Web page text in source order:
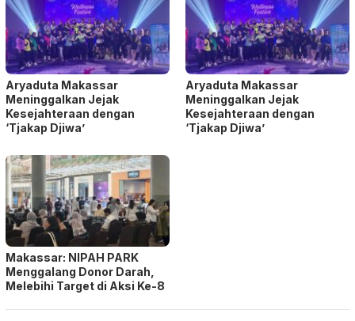
Aryaduta Makassar
Meninggalkan Jejak
Kesejahteraan dengan
‘Tjakap Djiwa’
Aryaduta Makassar
Meninggalkan Jejak
Kesejahteraan dengan
‘Tjakap Djiwa’
Makassar: NIPAH PARK
Menggalang Donor Darah,
Melebihi Target di Aksi Ke-8